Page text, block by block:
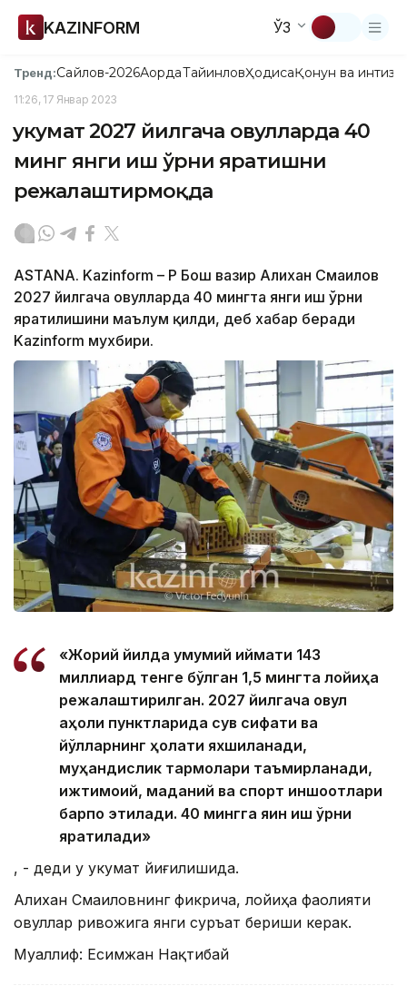
KAZINFORM ЎЗ
Тренд:Сайлов-2026АқордаТайинловҲодисаҚонун ва
11:26, 17 Январ 2023
Ҳукумат 2027 йилгача овулларда 40
минг янги иш ўрни яратишни
режалаштирмоқда
ASTANA. Kazinform – ҚР Бош вазир Алихан Смаилов
2027 йилгача овулларда 40 мингта янги иш ўрни
яратилишини маълум қилди, деб хабар беради
Kazinform мухбири.
«Жорий йилда умумий қиймати 143
миллиард тенге бўлган 1,5 мингта лойиҳа
режалаштирилган. 2027 йилгача овул
аҳоли пунктларида сув сифати ва
йўлларнинг ҳолати яхшиланади,
муҳандислик тармоқлари таъмирланади,
ижтимоий, маданий ва спорт иншоотлари
барпо этилади. 40 мингга яқин иш ўрни
яратилади»
, - деди у Ҳукумат йиғилишида.
Алихан Смаиловнинг фикрича, лойиҳа фаолияти
овуллар ривожига янги суръат бериши керак.
Муаллиф: Есимжан Нақтибай